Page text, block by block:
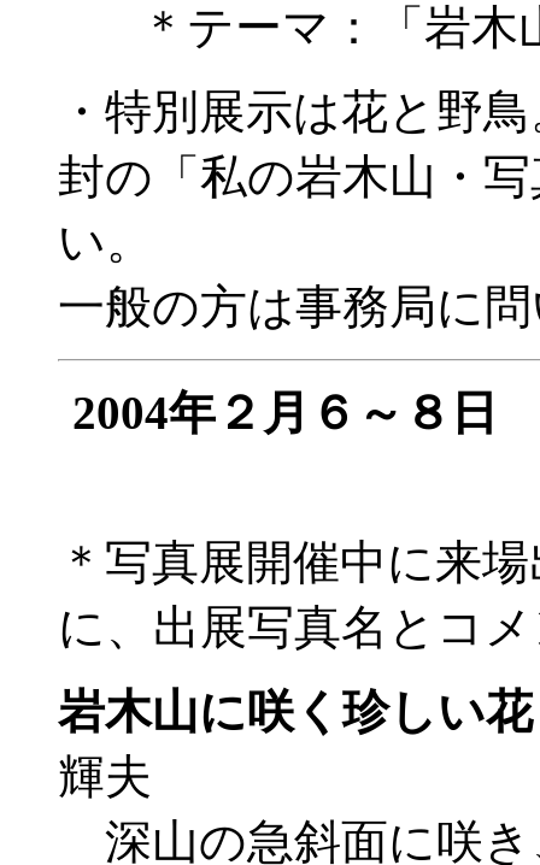
＊テーマ：「岩
・特別展示は花と野
封の「私の岩木山・
い。
一般の方は事務局に
2004年２月６～８
＊写真展開催中に来
に、出展写真名とコ
岩木山に咲く珍しい
輝夫
深山の急斜面に咲